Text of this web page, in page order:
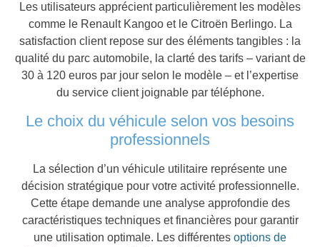
Les utilisateurs apprécient particulièrement les modèles
comme le Renault Kangoo et le Citroën Berlingo. La
satisfaction client repose sur des éléments tangibles : la
qualité du parc automobile, la clarté des tarifs – variant de
30 à 120 euros par jour selon le modèle – et l’expertise
du service client joignable par téléphone.
Le choix du véhicule selon vos besoins
professionnels
La sélection d’un véhicule utilitaire représente une
décision stratégique pour votre activité professionnelle.
Cette étape demande une analyse approfondie des
caractéristiques techniques et financières pour garantir
une utilisation optimale. Les différentes options de